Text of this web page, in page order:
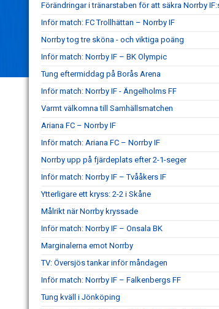
Förändringar i tränarstaben för att säkra Norrby
Inför match: FC Trollhättan – Norrby IF
Norrby tog tre sköna - och viktiga poäng
Inför match: Norrby IF – BK Olympic
Tung eftermiddag på Borås Arena
Inför match: Norrby IF - Ängelholms FF
Varmt välkomna till Samhällsmatchen
Ariana FC – Norrby IF
Inför match: Ariana FC – Norrby IF
Norrby upp på fjärdeplats efter 2-1-seger
Inför match: Norrby IF – Tvååkers IF
Ytterligare ett kryss: 2-2 i Skåne
Målrikt när Norrby kryssade
Inför match: Norrby IF – Onsala BK
Marginalerna emot Norrby
TV: Översjös tankar inför måndagen
Inför match: Norrby IF – Falkenbergs FF
Tung kväll i Jönköping